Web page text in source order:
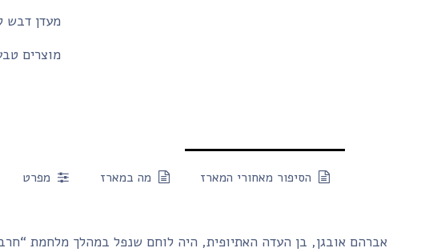
מעדן דבש
מוצרים
הסיפור מאחורי המארז מה במארז מפרט
אברהם אובגן, בן העדה האתיופית, היה לוחם שנפל במהלך מלחמת